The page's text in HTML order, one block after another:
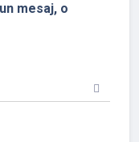
mesaj, o